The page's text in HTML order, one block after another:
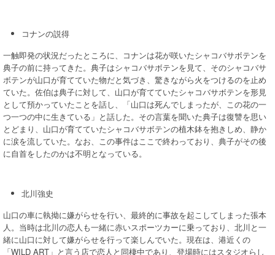
コナンの説得
一触即発の状況だったところに、コナンは花が咲いたシャコバサボテンを
典子の前に持ってきた。典子はシャコバサボテンを見て、そのシャコバサ
ボテンが山口が育てていた物だと気づき、驚きながら火をつけるのを止め
ていた。佐伯は典子に対して、山口が育てていたシャコバサボテンを形見
として預かっていたことを話し、「山口は死んでしまったが、この花の一
つ一つの中に生きている」と話した。その言葉を聞いた典子は復讐を思い
とどまり、山口が育てていたシャコバサボテンの植木鉢を抱きしめ、静か
に涙を流していた。なお、この事件はここで終わっており、典子がその後
に自首をしたのかは不明となっている。
北川強史
山口の車に執拗に嫌がらせを行い、最終的に事故を起こしてしまった張本
人。当時は北川の恋人も一緒に赤いスポーツカーに乗っており、北川と一
緒に山口に対して嫌がらせを行って楽しんでいた。現在は、港近くの
「WILD ART」と言う店で恋人と同棲中であり、登場時にはスタジオらし